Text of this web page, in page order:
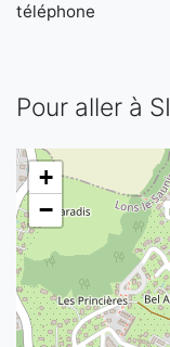
téléphone
Pour aller à
+
−